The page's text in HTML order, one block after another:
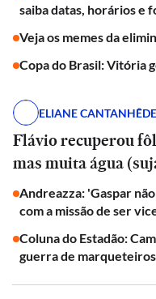
saiba datas, horários e
Veja os memes da
Copa do Brasil: Vitória
ELIANE CANTANHÊDE
Flávio recuperou
mas muita água
Andreazza: 'Gaspar
com a missão de ser
Coluna do Estadão:
guerra de marqueteiros